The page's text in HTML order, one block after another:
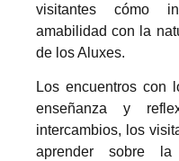
visitantes cómo
amabilidad con la
de los Aluxes.
Los encuentros con
enseñanza y
intercambios, los
aprender sobre